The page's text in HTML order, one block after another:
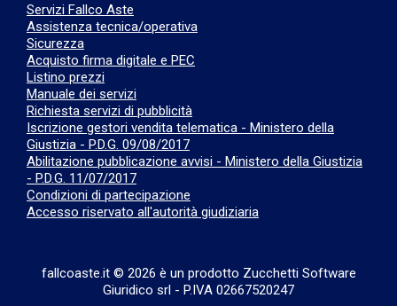
Servizi Fallco Aste
Assistenza tecnica/operativa
Sicurezza
Acquisto firma digitale e PEC
Listino prezzi
Manuale dei servizi
Richiesta servizi di pubblicità
Iscrizione gestori vendita telematica - Ministero della
Giustizia - P.D.G. 09/08/2017
Abilitazione pubblicazione avvisi - Ministero della Giustizia
- P.D.G. 11/07/2017
Condizioni di partecipazione
Accesso riservato all'autorità giudiziaria
fallcoaste.it © 2026 è un prodotto Zucchetti Software
Giuridico srl - P.IVA 02667520247